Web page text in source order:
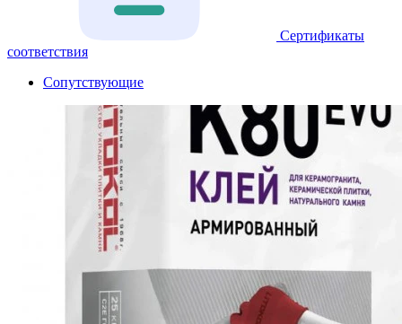
Сертификаты
соответствия
Сопутствующие